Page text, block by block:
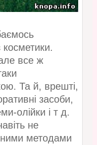
все ж
Та й, врешті,
засоби,
олійки і т д.
не
методами